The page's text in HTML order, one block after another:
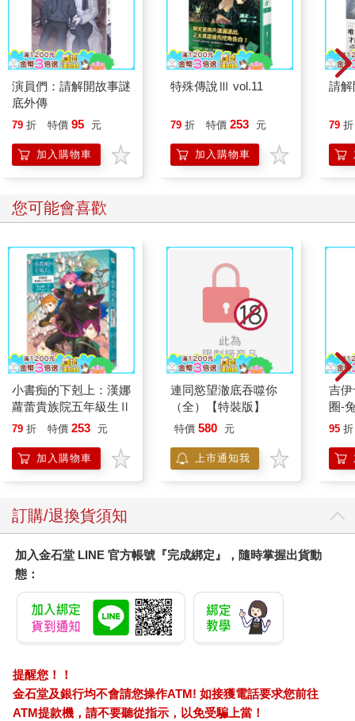
演員們：請解開故事謎
底外傳
79 折 特價 95 元
加入購物車
特殊傳說Ⅲ vol.11
79 折 特價 253 元
加入購物車
請解
79 折
您可能會喜歡
小書痴的下剋上：漢娜
蘿蕾貴族院五年級生Ⅱ
79 折 特價 253 元
加入購物車
連同慾望澈底吞噬你
（全）【特裝版】
特價 580 元
上市通知我
吉伊卡哇
圈-
95 折
訂購/退換貨須知
加入金石堂 LINE 官方帳號『完成綁定』，隨時掌握出貨動
態：
提醒您！！
金石堂及銀行均不會請您操作ATM! 如接獲電話要求您前往
ATM提款機，請不要聽從指示，以免受騙上當！